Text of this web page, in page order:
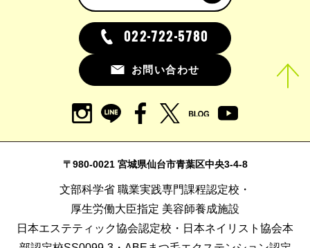
022-722-5780
お問い合わせ
〒980-0021 宮城県仙台市青葉区中央3-4-8
文部科学省 職業実践専門課程認定校・
厚生労働大臣指定 美容師養成施設
日本エステティック協会認定校・日本ネイリスト協会本